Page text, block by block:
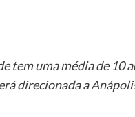
tem uma média de
direcionada a